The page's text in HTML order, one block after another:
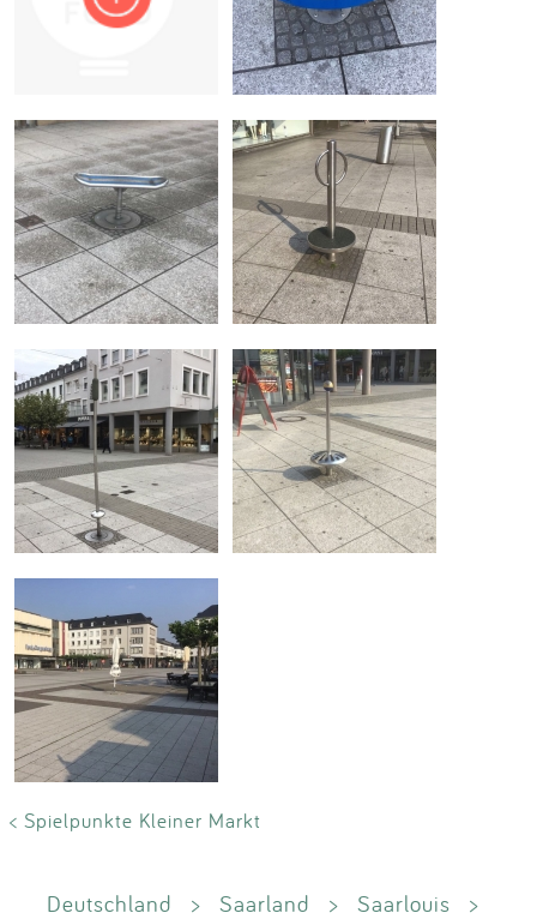
< Spielpunkte Kleiner Markt
Deutschland > Saarland > Saarlouis
>